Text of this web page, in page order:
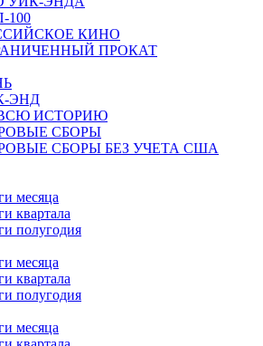
100
КИНО
ПРОКАТ
ЭНД
ИСТОРИЮ
СБОРЫ
СБОРЫ БЕЗ УЧЕТА США
месяца
квартала
полугодия
месяца
квартала
полугодия
месяца